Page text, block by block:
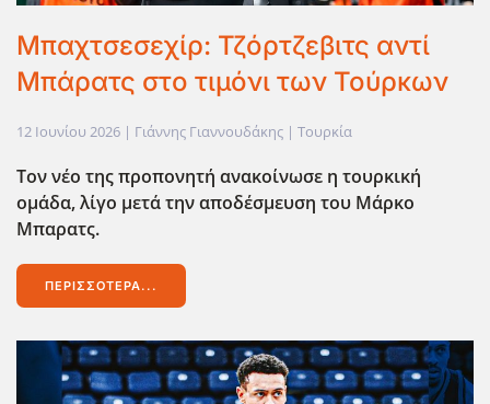
Μπαχτσεσεχίρ: Τζόρτζεβιτς αντί
Μπάρατς στο τιμόνι των Τούρκων
12 Ιουνίου 2026 | Γιάννης Γιαννουδάκης | Τουρκία
Τον νέο της προπονητή ανακοίνωσε η τουρκική
ομάδα, λίγο μετά την αποδέσμευση του Μάρκο
Μπαρατς.
ΠΕΡΙΣΣΌΤΕΡΑ...